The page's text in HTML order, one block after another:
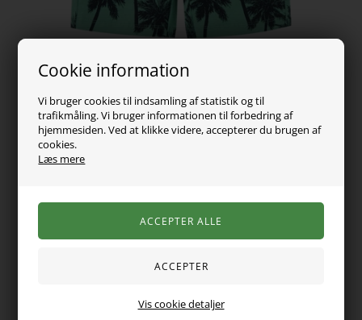
Cookie information
Vi bruger cookies til indsamling af statistik og til
trafikmåling. Vi bruger informationen til forbedring af
hjemmesiden. Ved at klikke videre, accepterer du brugen af
cookies.
Læs mere
Vis cookie detaljer
159,00
med et fedt print med palmer. Shortsene er med en god